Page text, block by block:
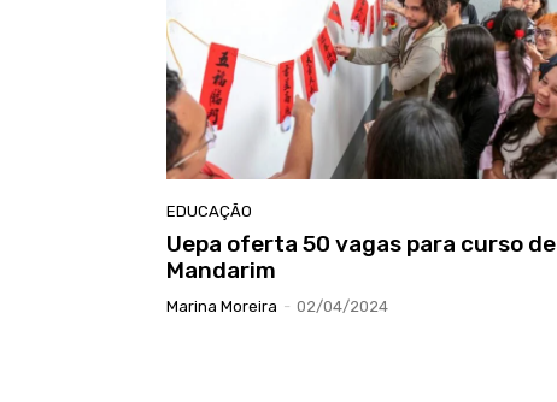
EDUCAÇÃO
Uepa oferta 50 vagas para curso de
Mandarim
Marina Moreira - 02/04/2024